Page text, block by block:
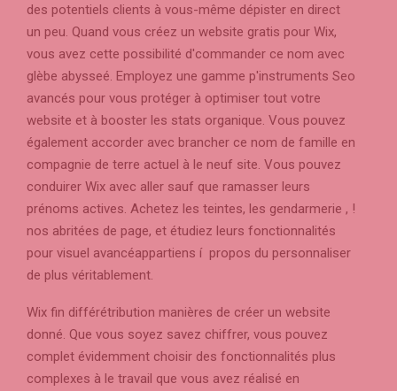
des potentiels clients à vous-même dépister en direct
un peu. Quand vous créez un website gratis pour Wix,
vous avez cette possibilité d'commander ce nom avec
glèbe abysseé. Employez une gamme p'instruments Seo
avancés pour vous protéger à optimiser tout votre
website et à booster les stats organique. Vous pouvez
également accorder avec brancher ce nom de famille en
compagnie de terre actuel à le neuf site. Vous pouvez
conduirer Wix avec aller sauf que ramasser leurs
prénoms actives. Achetez les teintes, les gendarmerie , !
nos abritées de page, et étudiez leurs fonctionnalités
pour visuel avancéappartiens í propos du personnaliser
de plus véritablement.
Wix fin différétribution manières de créer un website
donné. Que vous soyez savez chiffrer, vous pouvez
complet évidemment choisir des fonctionnalités plus
complexes à le travail que vous avez réalisé en